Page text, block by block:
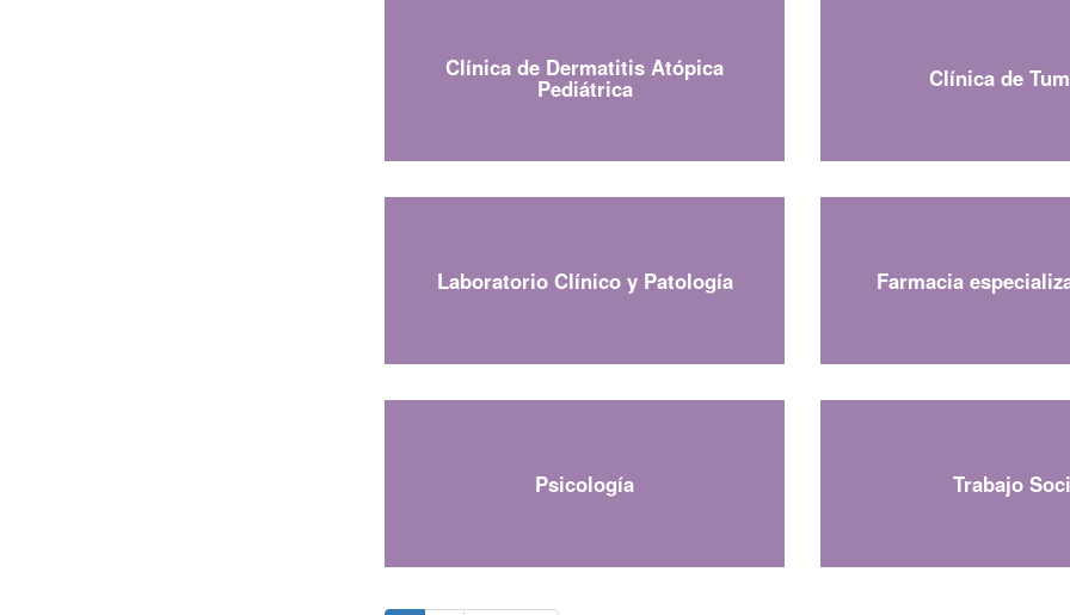
Clínica de Dermatitis Atópica
Pediátrica Clínica de
Laboratorio Clínico y Patología Farmacia
Psicología Trabajo